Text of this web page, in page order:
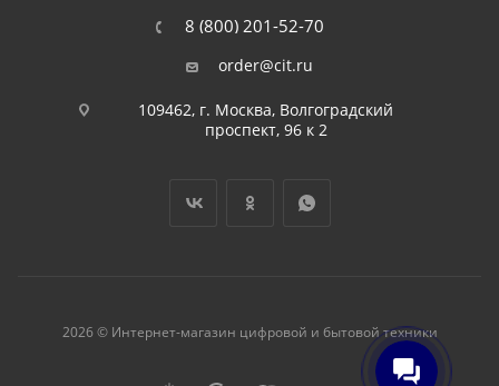
8 (800) 201-52-70
order@cit.ru
109462, г. Москва, Волгоградский
проспект, 96 к 2
2026 © Интернет-магазин цифровой и бытовой техники